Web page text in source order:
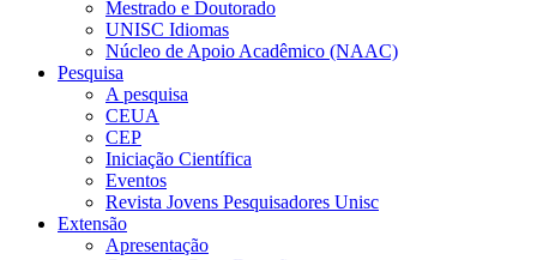
Mestrado e Doutorado
UNISC Idiomas
Núcleo de Apoio Acadêmico (NAAC)
Pesquisa
A pesquisa
CEUA
CEP
Iniciação Científica
Eventos
Revista Jovens Pesquisadores Unisc
Extensão
Apresentação